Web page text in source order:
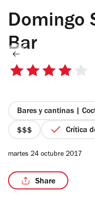
Domingo
Bar
4
estrellas
Bares y cantinas |
precio
4
Crítica
martes 24 octubre 2017
Share